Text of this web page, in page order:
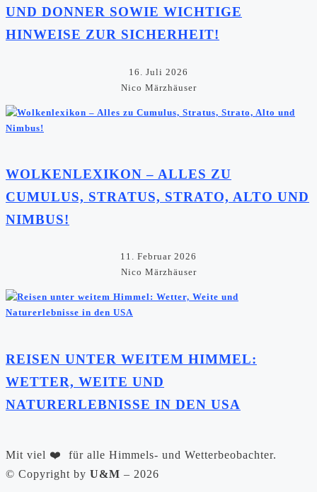
UND DONNER SOWIE WICHTIGE
HINWEISE ZUR SICHERHEIT!
16. Juli 2026
Nico Märzhäuser
WOLKENLEXIKON – ALLES ZU
CUMULUS, STRATUS, STRATO, ALTO UND
NIMBUS!
11. Februar 2026
Nico Märzhäuser
REISEN UNTER WEITEM HIMMEL:
WETTER, WEITE UND
NATURERLEBNISSE IN DEN USA
Mit viel ❤️ für alle Himmels- und Wetterbeobachter.
©️ Copyright by U&M – 2026